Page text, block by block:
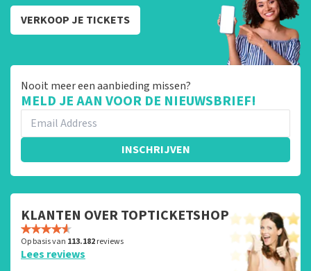
VERKOOP JE TICKETS
Nooit meer een aanbieding missen?
MELD JE AAN VOOR DE NIEUWSBRIEF!
INSCHRIJVEN
KLANTEN OVER TOPTICKETSHOP
Op basis van 113.182reviews
Lees reviews